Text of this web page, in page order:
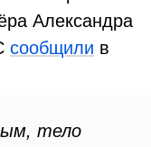
Александра
сообщили в
тело